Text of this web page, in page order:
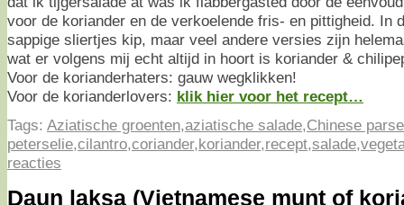
voor de koriander en de verkoelende fris- en pittigheid. In
sappige sliertjes kip, maar veel andere versies zijn
wat er volgens mij echt altijd in hoort is koriander &
Voor de korianderhaters: gauw wegklikken!
Voor de korianderlovers: klik hier voor het recept…
Tags: Aziatische groenten,aziatische salade,Chinese
peterselie,cilantro,coriander,koriander,recept,salade,
reacties
Daun laksa (Vietnamese munt of